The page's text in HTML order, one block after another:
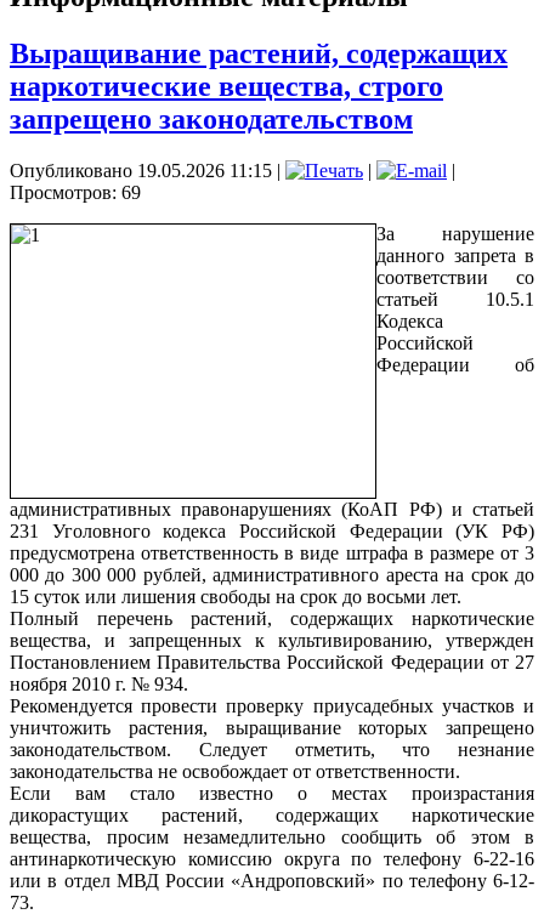
Выращивание растений, содержащих
наркотические вещества, строго
запрещено законодательством
Опубликовано 19.05.2026 11:15 | |
|
Просмотров: 69
За нарушение
данного запрета в
соответствии со
статьей 10.5.1
Кодекса
Российской
Федерации об
административных правонарушениях (КоАП РФ) и статьей
231 Уголовного кодекса Российской Федерации (УК РФ)
предусмотрена ответственность в виде штрафа в размере от 3
000 до 300 000 рублей, административного ареста на срок до
15 суток или лишения свободы на срок до восьми лет.
Полный перечень растений, содержащих наркотические
вещества, и запрещенных к культивированию, утвержден
Постановлением Правительства Российской Федерации от 27
ноября 2010 г. № 934.
Рекомендуется провести проверку приусадебных участков и
уничтожить растения, выращивание которых запрещено
законодательством. Следует отметить, что незнание
законодательства не освобождает от ответственности.
Если вам стало известно о местах произрастания
дикорастущих растений, содержащих наркотические
вещества, просим незамедлительно сообщить об этом в
антинаркотическую комиссию округа по телефону 6-22-16
или в отдел МВД России «Андроповский» по телефону 6-12-
73.